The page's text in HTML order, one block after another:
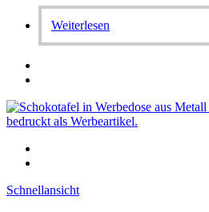
Weiterlesen
Schnellansicht